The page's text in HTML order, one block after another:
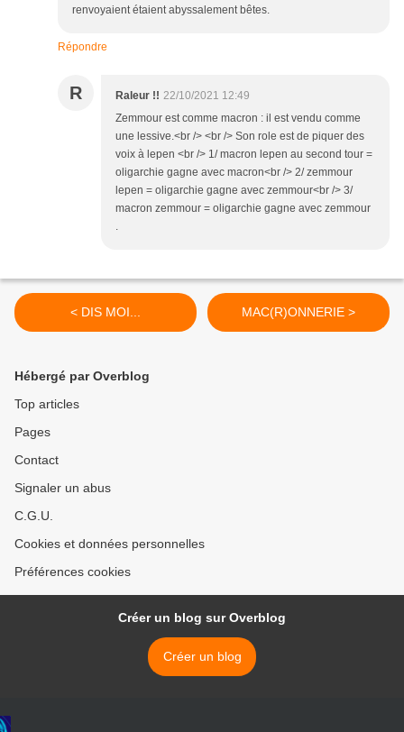
renvoyaient étaient abyssalement bêtes.
Répondre
R Raleur !! 22/10/2021 12:49
Zemmour est comme macron : il est vendu comme
une lessive.<br /> <br /> Son role est de piquer des
voix à lepen <br /> 1/ macron lepen au second tour =
oligarchie gagne avec macron<br /> 2/ zemmour
lepen = oligarchie gagne avec zemmour<br /> 3/
macron zemmour = oligarchie gagne avec zemmour
.
< DIS MOI... MAC(R)ONNERIE >
Hébergé par Overblog
Top articles
Pages
Contact
Signaler un abus
C.G.U.
Cookies et données personnelles
Préférences cookies
Créer un blog sur Overblog
Créer un blog